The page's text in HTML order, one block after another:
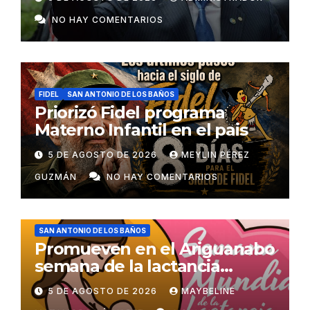
NO HAY COMENTARIOS
FIDEL SAN ANTONIO DE LOS BAÑOS
Priorizó Fidel programa
Materno Infantil en el pais
5 DE AGOSTO DE 2026 MEYLIN PÉREZ
GUZMÁN NO HAY COMENTARIOS
SAN ANTONIO DE LOS BAÑOS
Promueven en el Ariguanabo
semana de la lactancia
materna
5 DE AGOSTO DE 2026 MAYBELINE